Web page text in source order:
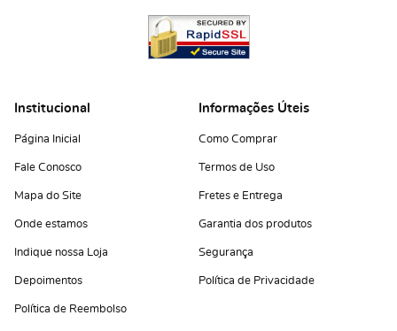
Institucional
Página Inicial
Fale Conosco
Mapa do Site
Onde estamos
Indique nossa Loja
Depoimentos
Política de Reembolso
Informações Úteis
Como Comprar
Termos de Uso
Fretes e Entrega
Garantia dos produtos
Segurança
Política de Privacidade